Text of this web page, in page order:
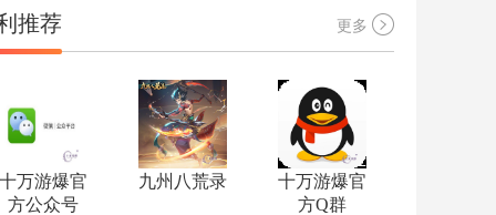
推荐 更多
十万游爆官
方公众号
九州八荒录
十万游爆官
方Q群